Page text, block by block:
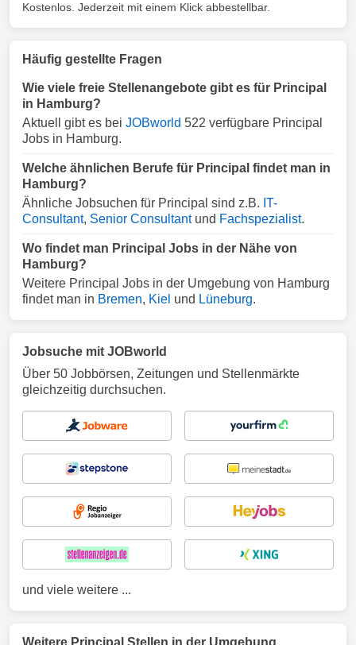
Kostenlos. Jederzeit mit einem Klick abbestellbar.
Häufig gestellte Fragen
Wie viele freie Stellenangebote gibt es für Principal
in Hamburg?
Aktuell gibt es bei JOBworld 522 verfügbare Principal
Jobs in Hamburg.
Welche ähnlichen Berufe für Principal findet man in
Hamburg?
Ähnliche Jobsuchen für Principal sind z.B. IT-
Consultant, Senior Consultantund Fachspezialist.
Wo findet man Principal Jobs in der Nähe von
Hamburg?
Weitere Principal Jobs in der Umgebung von Hamburg
findet man in Bremen, Kiel und Lüneburg.
Jobsuche mit JOBworld
Über 50 Jobbörsen, Zeitungen und Stellenmärkte
gleichzeitig durchsuchen.
und viele weitere ...
Weitere Principal Stellen in der Umgebung